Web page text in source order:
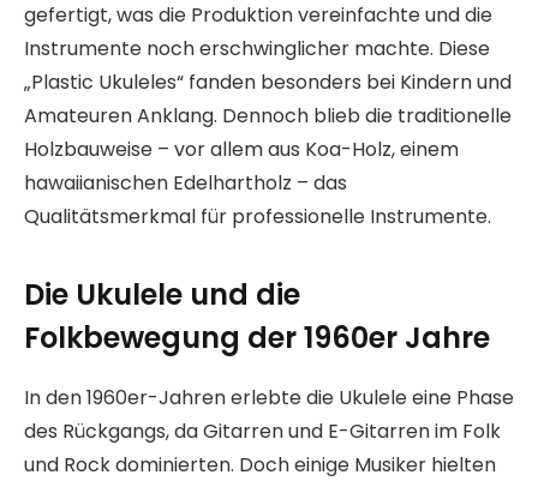
gefertigt, was die Produktion vereinfachte und die
Instrumente noch erschwinglicher machte. Diese
„Plastic Ukuleles“ fanden besonders bei Kindern und
Amateuren Anklang. Dennoch blieb die traditionelle
Holzbauweise – vor allem aus Koa-Holz, einem
hawaiianischen Edelhartholz – das
Qualitätsmerkmal für professionelle Instrumente.
Die Ukulele und die
Folkbewegung der 1960er Jahre
In den 1960er-Jahren erlebte die Ukulele eine Phase
des Rückgangs, da Gitarren und E-Gitarren im Folk
und Rock dominierten. Doch einige Musiker hielten